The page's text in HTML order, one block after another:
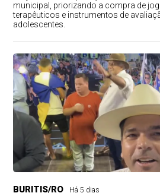
municipal, priorizando a compra de
terapêuticos e instrumentos de
adolescentes.
BURITIS/RO Há 5 dias